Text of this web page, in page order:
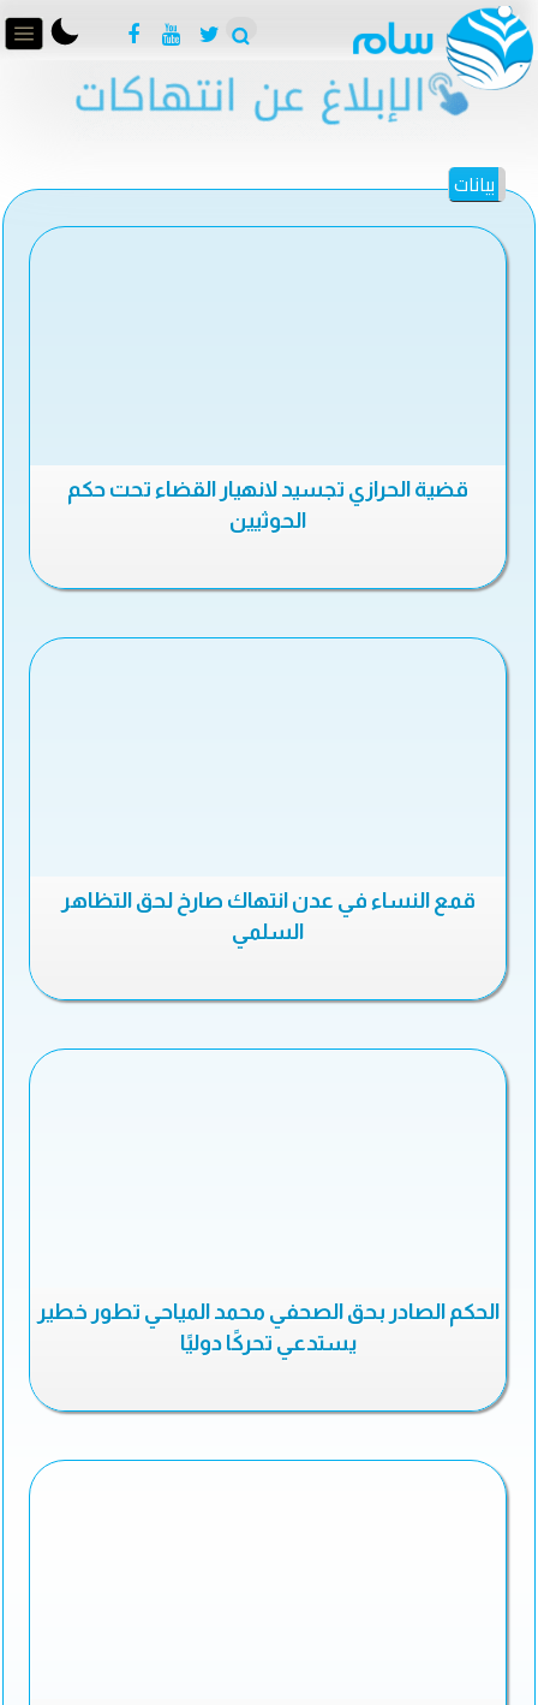
بيانات
قضية الحرازي تجسيد لانهيار القضاء تحت حكم
الحوثيين
قمع النساء في عدن انتهاك صارخ لحق التظاهر
السلمي
الحكم الصادر بحق الصحفي محمد المياحي تطور خطير
يستدعي تحركًا دوليًا